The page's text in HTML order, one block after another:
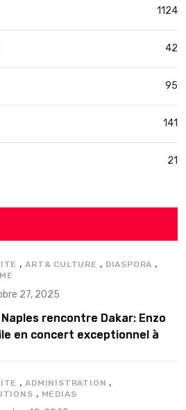
1124
42
95
141
21
,ART& CULTURE , DIASPORA ,
27, 2025
Naples rencontre Dakar: Enzo
en concert exceptionnel à
,ADMINISTRATION ,
, MEDIAS